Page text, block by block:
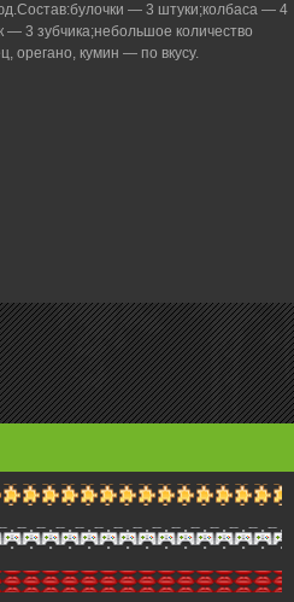
— 3 штуки;колбаса — 4
3 зубчика;небольшое количество
орегано, кумин — по вкусу.